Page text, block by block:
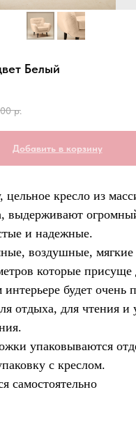
Белый
р.
Добавить в корзину
цельное кресло из
выдерживают
и надежные.
воздушные, мягкие
которые присуще
будет очень
отдыха, для чтения и
упаковываются
с креслом.
самостоятельно